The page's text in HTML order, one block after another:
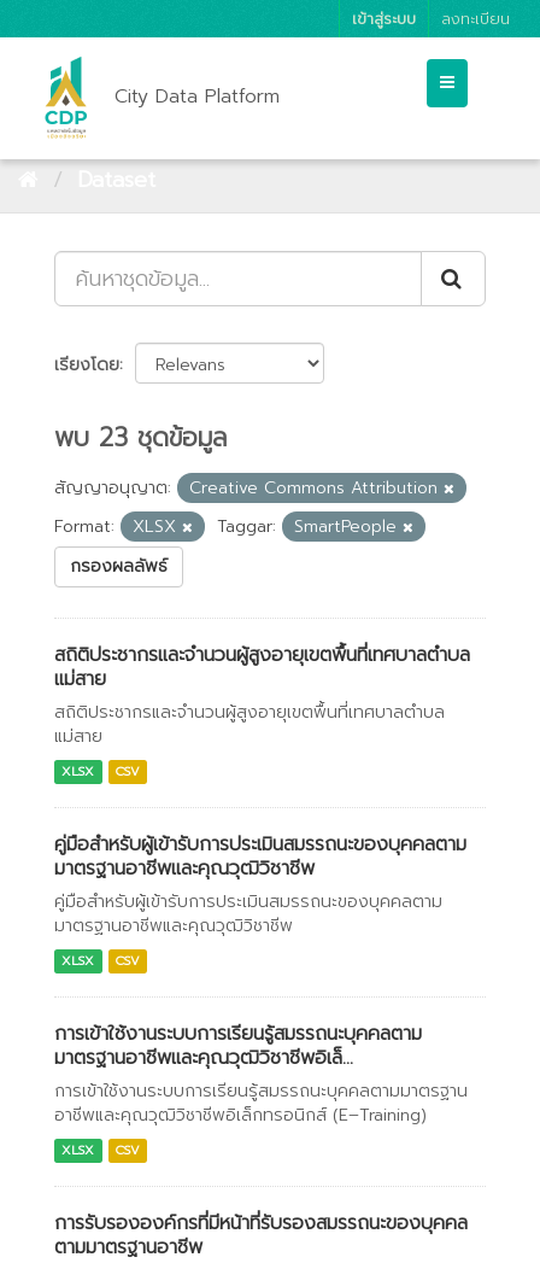
เข้าสู่ระบบ ลงทะเบียน
City Data Platform
เรียงโดย
พบ 23 ชุดข้อมูล
สัญญาอนุญาต:
Creative Commons Attribution
Format:
XLSX Taggar:
SmartPeople
กรองผลลัพธ์
สถิติประชากรและจำนวนผู้สูงอายุเขตพื้นที่เทศบาลตำบล
แม่สาย
สถิติประชากรและจำนวนผู้สูงอายุเขตพื้นที่เทศบาลตำบล
แม่สาย
XLSX CSV
คู่มือสำหรับผู้เข้ารับการประเมินสมรรถนะของบุคคลตาม
มาตรฐานอาชีพและคุณวุฒิวิชาชีพ
คู่มือสำหรับผู้เข้ารับการประเมินสมรรถนะของบุคคลตาม
มาตรฐานอาชีพและคุณวุฒิวิชาชีพ
XLSX CSV
การเข้าใช้งานระบบการเรียนรู้สมรรถนะบุคคลตาม
มาตรฐานอาชีพและคุณวุฒิวิชาชีพอิเล็...
การเข้าใช้งานระบบการเรียนรู้สมรรถนะบุคคลตามมาตรฐาน
อาชีพและคุณวุฒิวิชาชีพอิเล็กทรอนิกส์ (E–Training)
XLSX CSV
การรับรององค์กรที่มีหน้าที่รับรองสมรรถนะของบุคคล
ตามมาตรฐานอาชีพ